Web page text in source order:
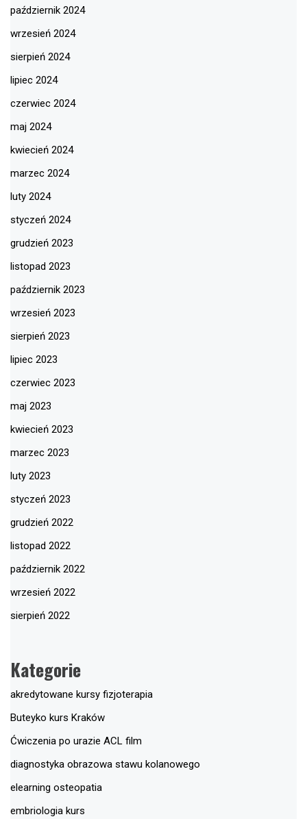
październik 2024
wrzesień 2024
sierpień 2024
lipiec 2024
czerwiec 2024
maj 2024
kwiecień 2024
marzec 2024
luty 2024
styczeń 2024
grudzień 2023
listopad 2023
październik 2023
wrzesień 2023
sierpień 2023
lipiec 2023
czerwiec 2023
maj 2023
kwiecień 2023
marzec 2023
luty 2023
styczeń 2023
grudzień 2022
listopad 2022
październik 2022
wrzesień 2022
sierpień 2022
Kategorie
akredytowane kursy fizjoterapia
Buteyko kurs Kraków
Ćwiczenia po urazie ACL film
diagnostyka obrazowa stawu kolanowego
elearning osteopatia
embriologia kurs